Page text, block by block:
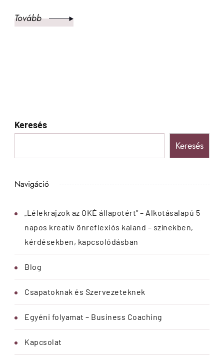
Tovább
Keresés
Keresés
Navigáció
„Lélekrajzok az OKÉ állapotért” – Alkotásalapú 5
napos kreatív önreflexiós kaland – színekben,
kérdésekben, kapcsolódásban
Blog
Csapatoknak és Szervezeteknek
Egyéni folyamat – Business Coaching
Kapcsolat